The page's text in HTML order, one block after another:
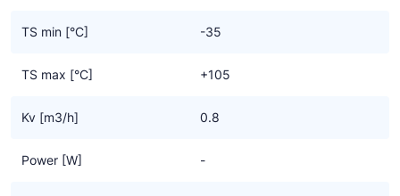
TS min [°C] -35
TS max [°C] +105
Kv [m3/h] 0.8
Power [W] -